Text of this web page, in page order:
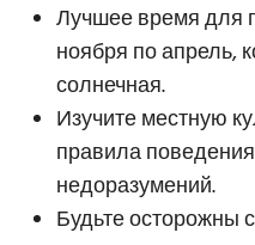
Лучшее время для
ноября по апрель,
солнечная.
Изучите местную
правила
недоразумений.
Будьте осторожны